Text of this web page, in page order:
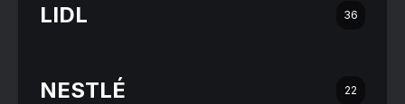
LIDL 36
NESTLÉ 22